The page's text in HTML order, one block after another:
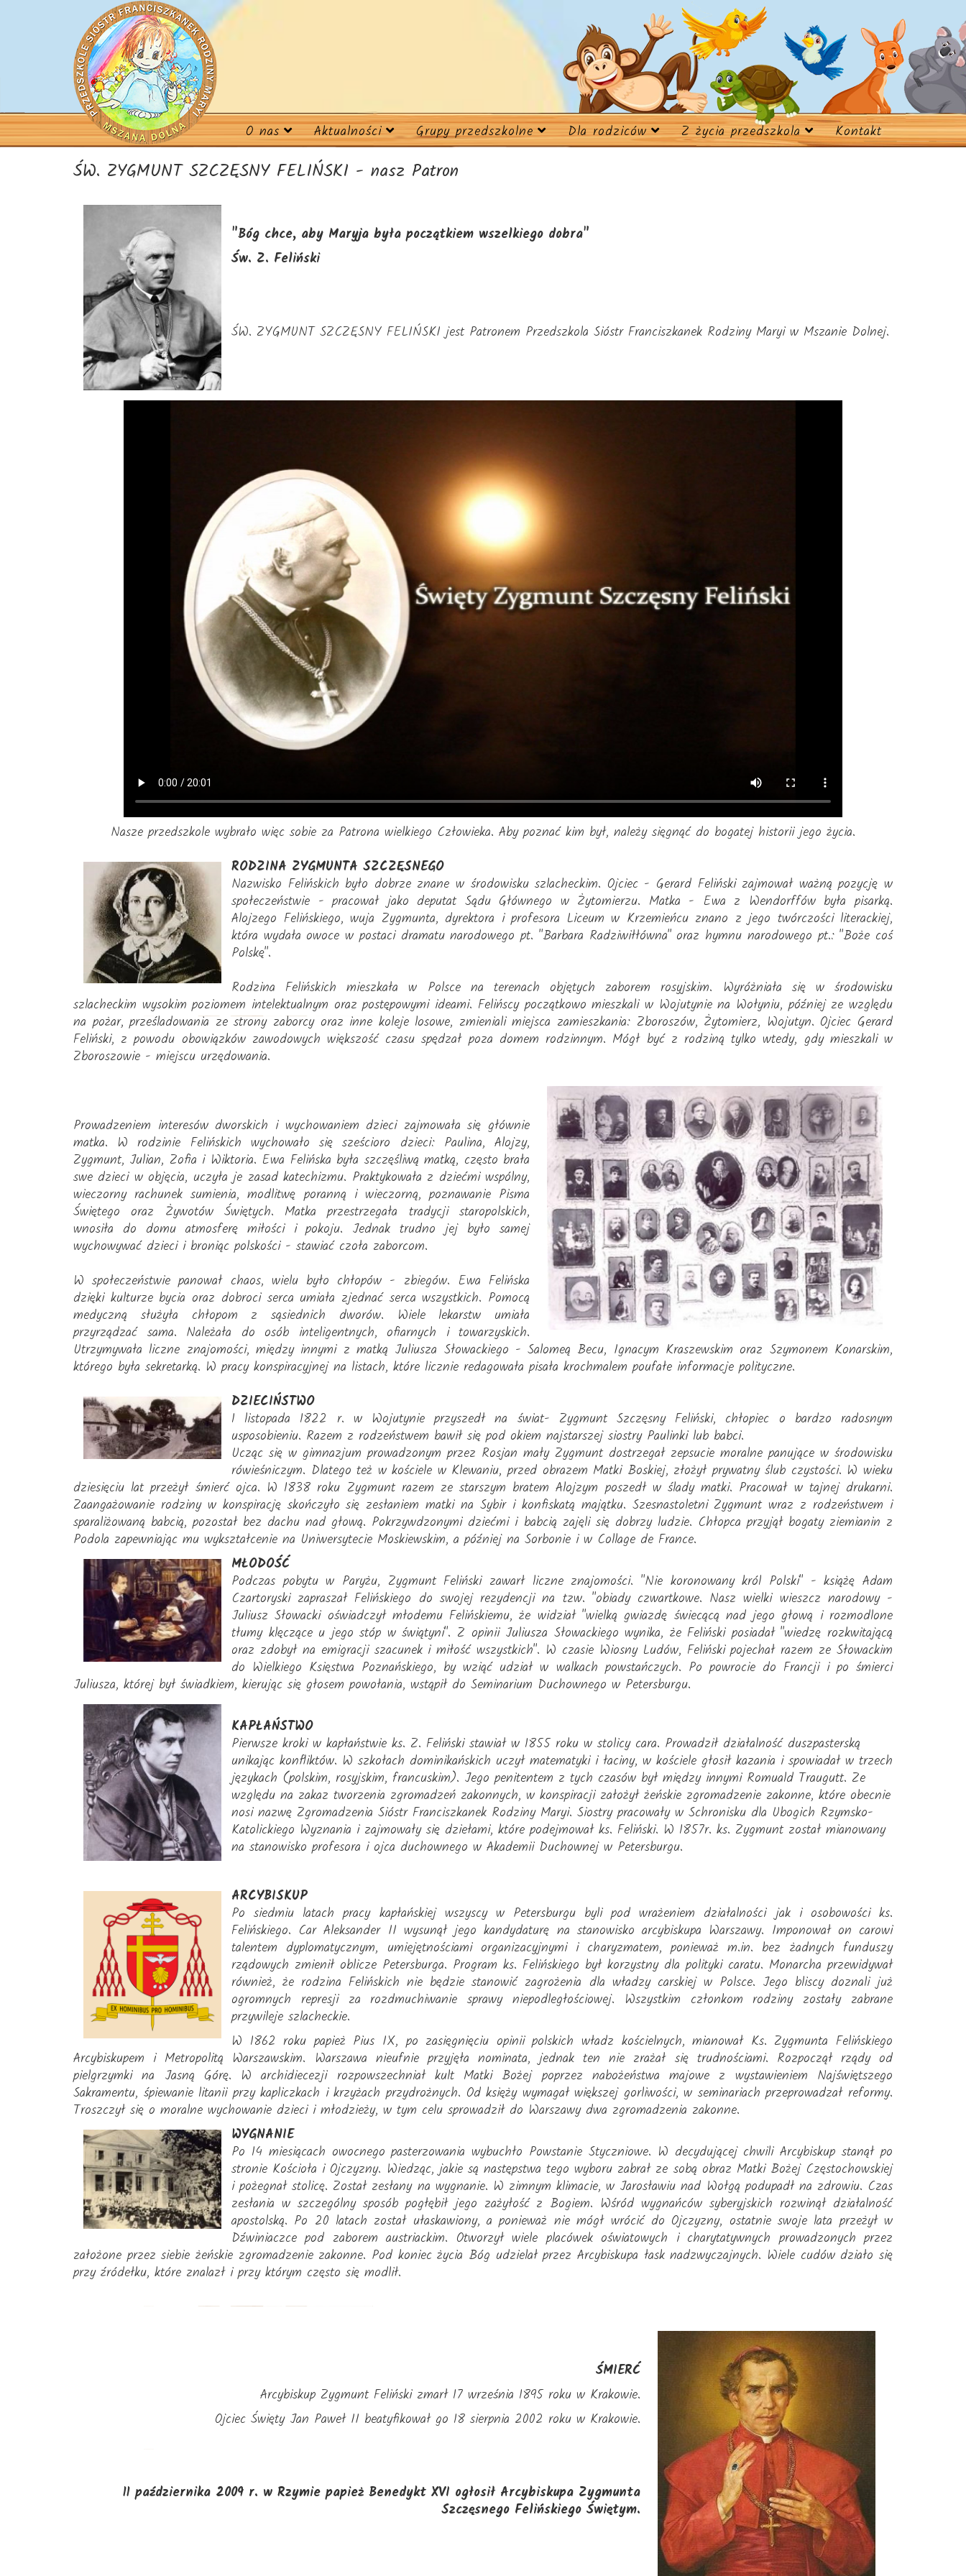
O nas Aktualności Grupy przedszkolne Dla rodziców Z życia przedszkola Kontakt
ŚW. ZYGMUNT SZCZĘSNY FELIŃSKI - nasz Patron
"Bóg chce, aby Maryja była początkiem wszelkiego dobra"
Św. Z. Feliński
ŚW. ZYGMUNT SZCZĘSNY FELIŃSKI jest Patronem Przedszkola Sióstr Franciszkanek Rodziny Maryi w Mszanie Dolnej.
Nasze przedszkole wybrało więc sobie za Patrona wielkiego Człowieka. Aby poznać kim był, należy sięgnąć do bogatej historii jego życia.
RODZINA ZYGMUNTA SZCZĘSNEGO
Nazwisko Felińskich było dobrze znane w środowisku szlacheckim. Ojciec - Gerard Feliński zajmował ważną pozycję w
społeczeństwie - pracował jako deputat Sądu Głównego w Żytomierzu. Matka - Ewa z Wendorffów była pisarką.
Alojzego Felińskiego, wuja Zygmunta, dyrektora i profesora Liceum w Krzemieńcu znano z jego twórczości literackiej,
która wydała owoce w postaci dramatu narodowego pt. "Barbara Radziwiłłówna" oraz hymnu narodowego pt.: "Boże coś
Polskę".
Rodzina Felińskich mieszkała w Polsce na terenach objętych zaborem rosyjskim. Wyróżniała się w środowisku
szlacheckim wysokim poziomem intelektualnym oraz postępowymi ideami. Felińscy początkowo mieszkali w Wojutynie na Wołyniu, później ze względu
na pożar, prześladowania ze strony zaborcy oraz inne koleje losowe, zmieniali miejsca zamieszkania: Zboroszów, Żytomierz, Wojutyn. Ojciec Gerard
Feliński, z powodu obowiązków zawodowych większość czasu spędzał poza domem rodzinnym. Mógł być z rodziną tylko wtedy, gdy mieszkali w
Zboroszowie - miejscu urzędowania.
Prowadzeniem interesów dworskich i wychowaniem dzieci zajmowała się głównie
matka. W rodzinie Felińskich wychowało się sześcioro dzieci: Paulina, Alojzy,
Zygmunt, Julian, Zofia i Wiktoria. Ewa Felińska była szczęśliwą matką, często brała
swe dzieci w objęcia, uczyła je zasad katechizmu. Praktykowała z dziećmi wspólny,
wieczorny rachunek sumienia, modlitwę poranną i wieczorną, poznawanie Pisma
Świętego oraz Żywotów Świętych. Matka przestrzegała tradycji staropolskich,
wnosiła do domu atmosferę miłości i pokoju. Jednak trudno jej było samej
wychowywać dzieci i broniąc polskości - stawiać czoła zaborcom.
W społeczeństwie panował chaos, wielu było chłopów - zbiegów. Ewa Felińska
dzięki kulturze bycia oraz dobroci serca umiała zjednać serca wszystkich. Pomocą
medyczną służyła chłopom z sąsiednich dworów. Wiele lekarstw umiała
przyrządzać sama. Należała do osób inteligentnych, ofiarnych i towarzyskich.
Utrzymywała liczne znajomości, między innymi z matką Juliusza Słowackiego - Salomeą Becu, Ignacym Kraszewskim oraz Szymonem Konarskim,
którego była sekretarką. W pracy konspiracyjnej na listach, które licznie redagowała pisała krochmalem poufałe informacje polityczne.
DZIECIŃSTWO
1 listopada 1822 r. w Wojutynie przyszedł na świat- Zygmunt Szczęsny Feliński, chłopiec o bardzo radosnym
usposobieniu. Razem z rodzeństwem bawił się pod okiem najstarszej siostry Paulinki lub babci.
Ucząc się w gimnazjum prowadzonym przez Rosjan mały Zygmunt dostrzegał zepsucie moralne panujące w środowisku
rówieśniczym. Dlatego też w kościele w Klewaniu, przed obrazem Matki Boskiej, złożył prywatny ślub czystości. W wieku
dziesięciu lat przeżył śmierć ojca. W 1838 roku Zygmunt razem ze starszym bratem Alojzym poszedł w ślady matki. Pracował w tajnej drukarni.
Zaangażowanie rodziny w konspirację skończyło się zesłaniem matki na Sybir i konfiskatą majątku. Szesnastoletni Zygmunt wraz z rodzeństwem i
sparaliżowaną babcią, pozostał bez dachu nad głową. Pokrzywdzonymi dziećmi i babcią zajęli się dobrzy ludzie. Chłopca przyjął bogaty ziemianin z
Podola zapewniając mu wykształcenie na Uniwersytecie Moskiewskim, a później na Sorbonie i w Collage de France.
MŁODOŚĆ
Podczas pobytu w Paryżu, Zygmunt Feliński zawarł liczne znajomości. "Nie koronowany król Polski" - książę Adam
Czartoryski zapraszał Felińskiego do swojej rezydencji na tzw. "obiady czwartkowe. Nasz wielki wieszcz narodowy -
Juliusz Słowacki oświadczył młodemu Felińskiemu, że widział "wielką gwiazdę świecącą nad jego głową i rozmodlone
tłumy klęczące u jego stóp w świątyni". Z opinii Juliusza Słowackiego wynika, że Feliński posiadał "wiedzę rozkwitającą
oraz zdobył na emigracji szacunek i miłość wszystkich". W czasie Wiosny Ludów, Feliński pojechał razem ze Słowackim
do Wielkiego Księstwa Poznańskiego, by wziąć udział w walkach powstańczych. Po powrocie do Francji i po śmierci
Juliusza, której był świadkiem, kierując się głosem powołania, wstąpił do Seminarium Duchownego w Petersburgu.
KAPŁAŃSTWO
Pierwsze kroki w kapłaństwie ks. Z. Feliński stawiał w 1855 roku w stolicy cara. Prowadził działalność duszpasterską
unikając konfliktów. W szkołach dominikańskich uczył matematyki i łaciny, w kościele głosił kazania i spowiadał w trzech
językach (polskim, rosyjskim, francuskim). Jego penitentem z tych czasów był między innymi Romuald Traugutt. Ze
względu na zakaz tworzenia zgromadzeń zakonnych, w konspiracji założył żeńskie zgromadzenie zakonne, które obecnie
nosi nazwę Zgromadzenia Sióstr Franciszkanek Rodziny Maryi. Siostry pracowały w Schronisku dla Ubogich Rzymsko-
Katolickiego Wyznania i zajmowały się dziełami, które podejmował ks. Feliński. W 1857r. ks. Zygmunt został mianowany
na stanowisko profesora i ojca duchownego w Akademii Duchownej w Petersburgu.
ARCYBISKUP
Po siedmiu latach pracy kapłańskiej wszyscy w Petersburgu byli pod wrażeniem działalności jak i osobowości ks.
Felińskiego. Car Aleksander II wysunął jego kandydaturę na stanowisko arcybiskupa Warszawy. Imponował on carowi
talentem dyplomatycznym, umiejętnościami organizacyjnymi i charyzmatem, ponieważ m.in. bez żadnych funduszy
rządowych zmienił oblicze Petersburga. Program ks. Felińskiego był korzystny dla polityki caratu. Monarcha przewidywał
również, że rodzina Felińskich nie będzie stanowić zagrożenia dla władzy carskiej w Polsce. Jego bliscy doznali już
ogromnych represji za rozdmuchiwanie sprawy niepodległościowej. Wszystkim członkom rodziny zostały zabrane
przywileje szlacheckie.
W 1862 roku papież Pius IX, po zasięgnięciu opinii polskich władz kościelnych, mianował Ks. Zygmunta Felińskiego
Arcybiskupem i Metropolitą Warszawskim. Warszawa nieufnie przyjęła nominata, jednak ten nie zrażał się trudnościami. Rozpoczął rządy od
pielgrzymki na Jasną Górę. W archidiecezji rozpowszechniał kult Matki Bożej poprzez nabożeństwa majowe z wystawieniem Najświętszego
Sakramentu, śpiewanie litanii przy kapliczkach i krzyżach przydrożnych. Od księży wymagał większej gorliwości, w seminariach przeprowadzał reformy.
Troszczył się o moralne wychowanie dzieci i młodzieży, w tym celu sprowadził do Warszawy dwa zgromadzenia zakonne.
WYGNANIE
Po 14 miesiącach owocnego pasterzowania wybuchło Powstanie Styczniowe. W decydującej chwili Arcybiskup stanął po
stronie Kościoła i Ojczyzny. Wiedząc, jakie są następstwa tego wyboru zabrał ze sobą obraz Matki Bożej Częstochowskiej
i pożegnał stolicę. Został zesłany na wygnanie. W zimnym klimacie, w Jarosławiu nad Wołgą podupadł na zdrowiu. Czas
zesłania w szczególny sposób pogłębił jego zażyłość z Bogiem. Wśród wygnańców syberyjskich rozwinął działalność
apostolską. Po 20 latach został ułaskawiony, a ponieważ nie mógł wrócić do Ojczyzny, ostatnie swoje lata przeżył w
Dźwiniaczce pod zaborem austriackim. Otworzył wiele placówek oświatowych i charytatywnych prowadzonych przez
założone przez siebie żeńskie zgromadzenie zakonne. Pod koniec życia Bóg udzielał przez Arcybiskupa łask nadzwyczajnych. Wiele cudów działo się
przy źródełku, które znalazł i przy którym często się modlił.
ŚMIERĆ
Arcybiskup Zygmunt Feliński zmarł 17 września 1895 roku w Krakowie.
Ojciec Święty Jan Paweł II beatyfikował go 18 sierpnia 2002 roku w Krakowie.
11 października 2009 r. w Rzymie papież Benedykt XVI ogłosił Arcybiskupa Zygmunta
Szczęsnego Felińskiego Świętym.